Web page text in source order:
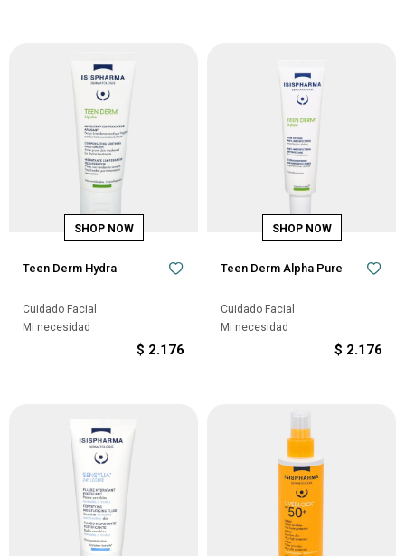
Teen Derm Hydra
Cuidado Facial
Mi necesidad
$ 2.176
Teen Derm Alpha Pure
Cuidado Facial
Mi necesidad
$ 2.176